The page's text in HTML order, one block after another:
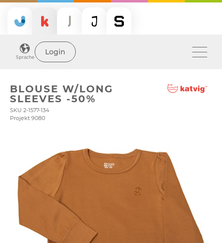
Sprache
Login
BLOUSE W/LONG
SLEEVES -50%
SKU 2-1577-134
Projekt 9080